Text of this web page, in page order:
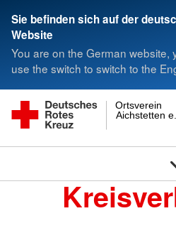
Sie befinden sich auf der
Website
You are on the German website,
use the switch to switch to the
Aichstetten
Ortsverein